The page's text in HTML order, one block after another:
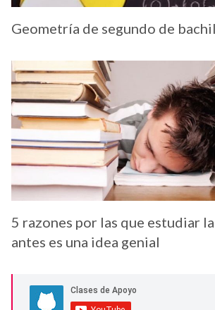
Geometría de segundo de
5 razones por las que estudiar
antes es una idea genial